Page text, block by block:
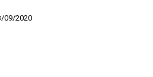
09/2020